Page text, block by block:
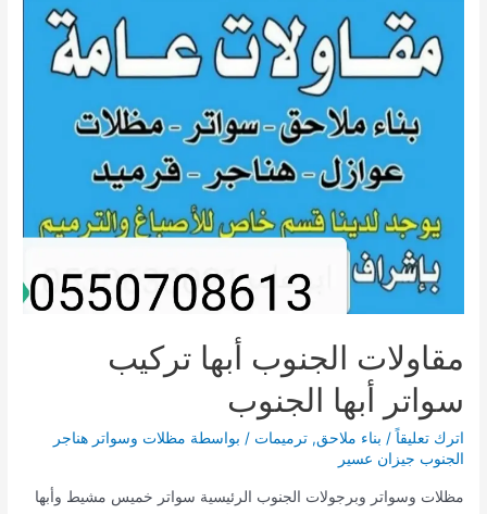
مقاولات الجنوب أبها تركيب
سواتر أبها الجنوب
اترك تعليقاً / بناء ملاحق,ترميمات / بواسطة مظلات وسواتر هناجر
الجنوب جيزان عسير
مظلات وسواتر وبرجولات الجنوب الرئيسية سواتر خميس مشيط وأبها